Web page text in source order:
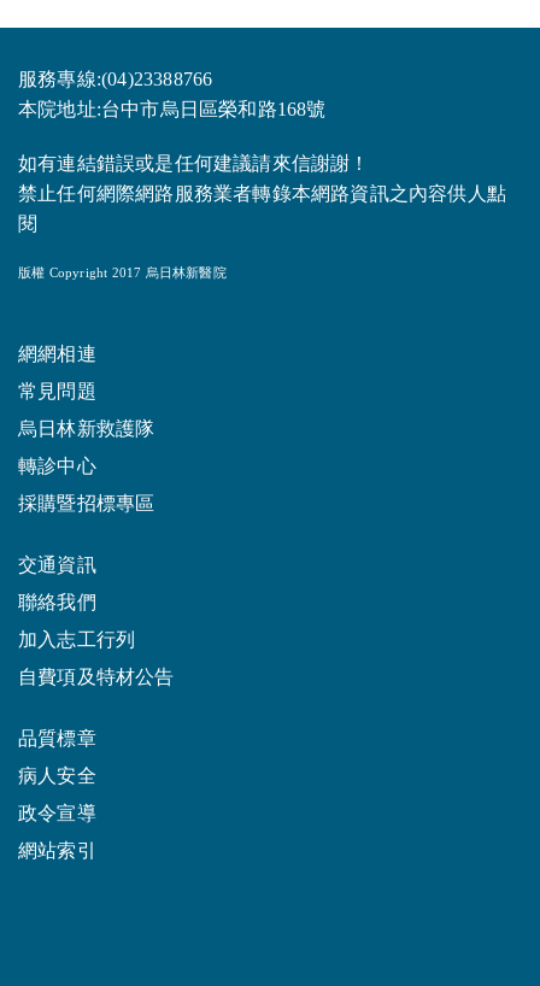
服務專線:(04)23388766
本院地址:台中市烏日區榮和路168號
如有連結錯誤或是任何建議請來信謝謝！
禁止任何網際網路服務業者轉錄本網路資訊之內容供人點
閱
版權 Copyright 2017 烏日林新醫院
網網相連
常見問題
烏日林新救護隊
轉診中心
採購暨招標專區
交通資訊
聯絡我們
加入志工行列
自費項及特材公告
品質標章
病人安全
政令宣導
網站索引